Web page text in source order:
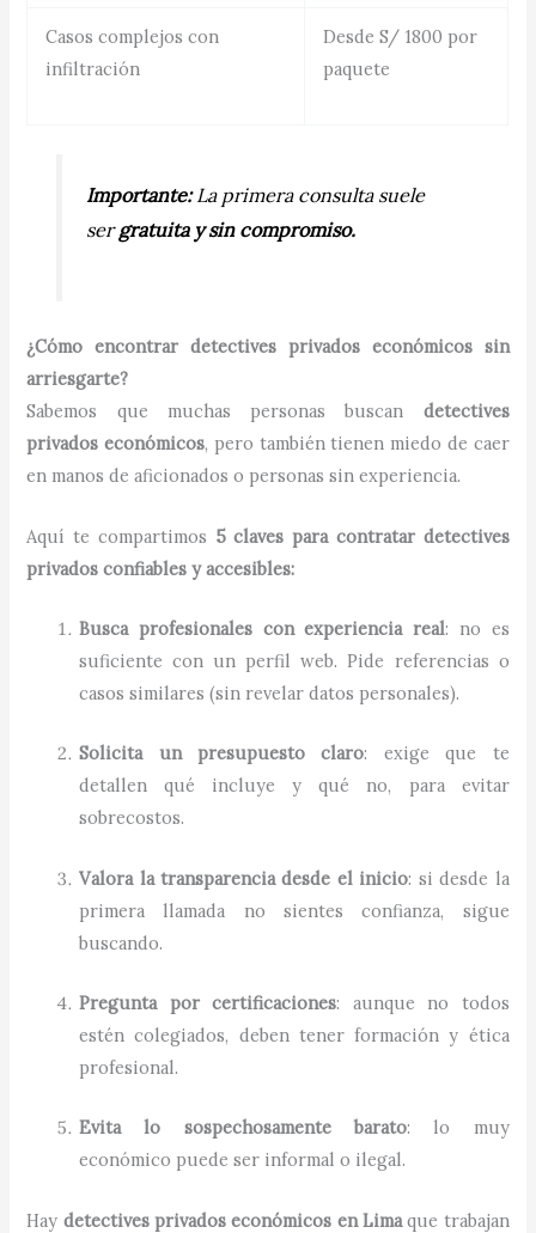
Casos complejos con
infiltración
Desde S/ 1800 por
paquete
Importante:La primera consulta suele
sergratuita y sin compromiso.
¿Cómo encontrar detectives privados económicos sin
arriesgarte?
Sabemos que muchas personas buscan detectives
privados económicos, pero también tienen miedo de caer
en manos de aficionados o personas sin experiencia.
Aquí te compartimos 5 claves para contratar detectives
privados confiables y accesibles:
Busca profesionales con experiencia real: no es
suficiente con un perfil web. Pide referencias o
casos similares (sin revelar datos personales).
Solicita un presupuesto claro: exige que te
detallen qué incluye y qué no, para evitar
sobrecostos.
Valora la transparencia desde el inicio: si desde la
primera llamada no sientes confianza, sigue
buscando.
Pregunta por certificaciones: aunque no todos
estén colegiados, deben tener formación y ética
profesional.
Evita lo sospechosamente barato: lo muy
económico puede ser informal o ilegal.
Hay detectives privados económicos en Limaque trabajan